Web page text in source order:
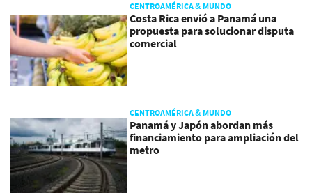
CENTROAMÉRICA & MUNDO
Costa Rica envió a Panamá una
propuesta para solucionar disputa
comercial
CENTROAMÉRICA & MUNDO
Panamá y Japón abordan más
financiamiento para ampliación del
metro